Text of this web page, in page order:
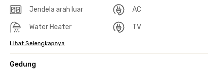
Jendela arah luar AC
Water Heater TV
Lihat Selengkapnya
Gedung